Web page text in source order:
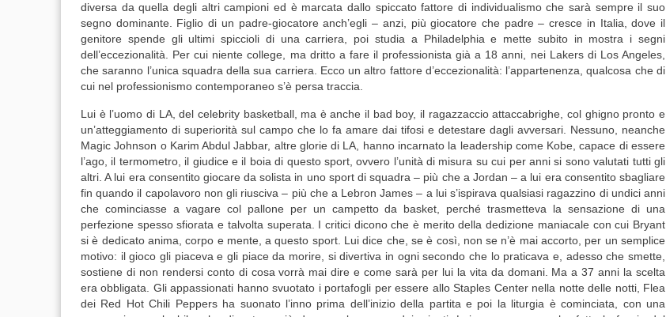
diversa da quella degli altri campioni ed è marcata dallo spiccato fattore di individualismo che sarà sempre il suo
segno dominante. Figlio di un padre-giocatore anch’egli – anzi, più giocatore che padre – cresce in Italia, dove il
genitore spende gli ultimi spiccioli di una carriera, poi studia a Philadelphia e mette subito in mostra i segni
dell’eccezionalità. Per cui niente college, ma dritto a fare il professionista già a 18 anni, nei Lakers di Los Angeles,
che saranno l’unica squadra della sua carriera. Ecco un altro fattore d’eccezionalità: l’appartenenza, qualcosa che di
cui nel professionismo contemporaneo s’è persa traccia.
Lui è l’uomo di LA, del celebrity basketball, ma è anche il bad boy, il ragazzaccio attaccabrighe, col ghigno pronto e
un’atteggiamento di superiorità sul campo che lo fa amare dai tifosi e detestare dagli avversari. Nessuno, neanche
Magic Johnson o Karim Abdul Jabbar, altre glorie di LA, hanno incarnato la leadership come Kobe, capace di essere
l’ago, il termometro, il giudice e il boia di questo sport, ovvero l’unità di misura su cui per anni si sono valutati tutti gli
altri. A lui era consentito giocare da solista in uno sport di squadra – più che a Jordan – a lui era consentito sbagliare
fin quando il capolavoro non gli riusciva – più che a Lebron James – a lui s’ispirava qualsiasi ragazzino di undici anni
che cominciasse a vagare col pallone per un campetto da basket, perché trasmetteva la sensazione di una
perfezione spesso sfiorata e talvolta superata. I critici dicono che è merito della dedizione maniacale con cui Bryant
si è dedicato anima, corpo e mente, a questo sport. Lui dice che, se è così, non se n’è mai accorto, per un semplice
motivo: il gioco gli piaceva e gli piace da morire, si divertiva in ogni secondo che lo praticava e, adesso che smette,
sostiene di non rendersi conto di cosa vorrà mai dire e come sarà per lui la vita da domani. Ma a 37 anni la scelta
era obbligata. Gli appassionati hanno svuotato i portafogli per essere allo Staples Center nella notte delle notti, Flea
dei Red Hot Chili Peppers ha suonato l’inno prima dell’inizio della partita e poi la liturgia è cominciata, con una